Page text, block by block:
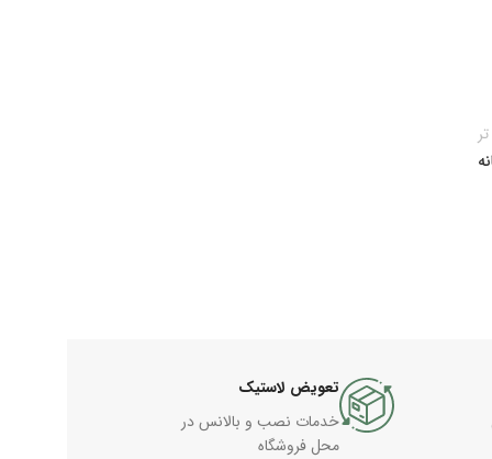
تعویض لاستیک
خدمات نصب و بالانس در
محل فروشگاه